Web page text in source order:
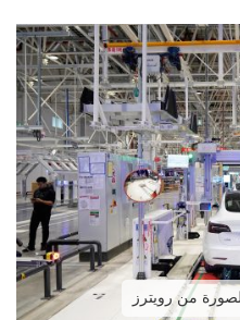
من رويترز